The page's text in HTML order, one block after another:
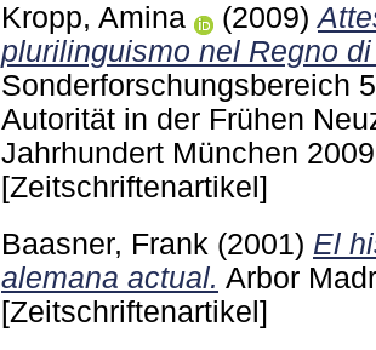
Kropp, Amina
(2009)
plurilinguismo nel Regno
Sonderforschungsbereich
Autorität in der Frühen
Jahrhundert München
[Zeitschriftenartikel]
Baasner, Frank (2001) El
alemana actual. Arbor
[Zeitschriftenartikel]